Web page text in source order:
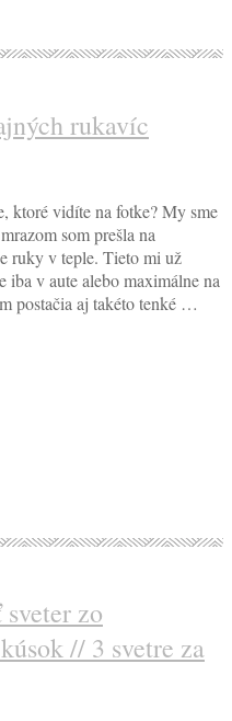
rukavíc
ktoré vidíte na fotke? My sme
som prešla na
ruky v teple. Tieto mi už
v aute alebo maximálne na
postačia aj takéto tenké …
zo
// 3 svetre za